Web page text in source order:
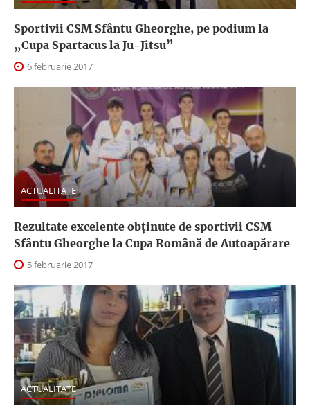
Sportivii CSM Sfântu Gheorghe, pe podium la
„Cupa Spartacus la Ju-Jitsu”
6 februarie 2017
ACTUALITATE
Rezultate excelente obținute de sportivii CSM
Sfântu Gheorghe la Cupa Română de Autoapărare
5 februarie 2017
ACTUALITATE